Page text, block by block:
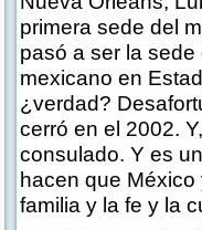
primera sede del
pasó a ser la
mexicano en
¿verdad?
cerró en el 2002.
consulado. Y es
hacen que
familia y la fe y la